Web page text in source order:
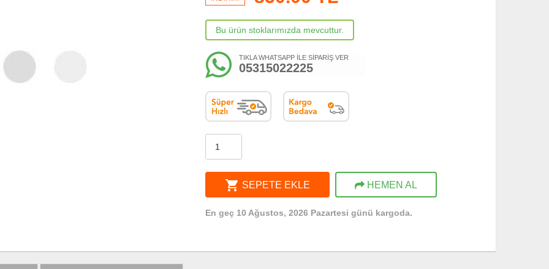
Bu ürün stoklarımızda mevcuttur.
TIKLA WHATSAPP İLE SİPARİŞ VER
05315022225
shopping_cart SEPETE EKLE HEMEN AL
En geç 10 Ağustos, 2026 Pazartesi günü kargoda.